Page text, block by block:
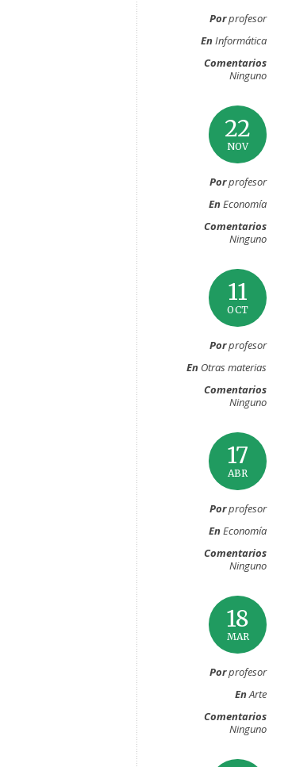
Porprofesor
EnInformática
Comentarios
Ninguno
22
NOV
Porprofesor
EnEconomía
Comentarios
Ninguno
11
OCT
Porprofesor
En Otras materias
Comentarios
Ninguno
17
ABR
Porprofesor
EnEconomía
Comentarios
Ninguno
18
MAR
Porprofesor
EnArte
Comentarios
Ninguno